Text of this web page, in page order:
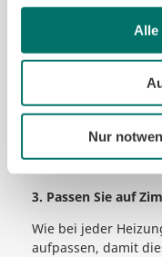
Alle
Nur
auf Ihrem
dauert etwa drei
Stunden für das
Ausgelegte
können das
im Vorfeld eine
3. Passen Sie auf
Wie bei jeder
aufpassen, damit